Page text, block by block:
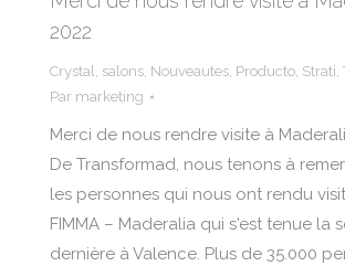
2022
Crystal, salons, Nouveautes, Producto, Strati,
Par marketing
Merci de nous rendre visite à
De Transformad, nous tenons à
les personnes qui nous ont rendu
FIMMA – Maderalia qui s'est tenue la
dernière à Valence. Plus de 35.000